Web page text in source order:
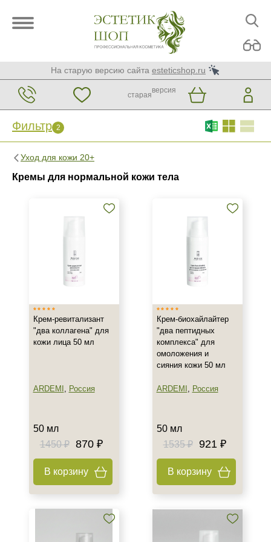
На старую версию сайта esteticshop.ru
старая
версия
Фильтр 2
Уход для кожи 20+
Кремы для нормальной кожи тела
Фильтр 2 Сброс
Испания
Россия
Показать еще
Показать еще
Домашняя
Профессиональная
Универсальная
Крем-ревитализант
"два коллагена" для
кожи лица 50 мл
ARDEMI , Россия
50 мл
1450 ₽
870 ₽
В корзину
Крем-биохайлайтер
"два пептидных
комплекса" для
омоложения и
сияния кожи 50 мл
ARDEMI , Россия
50 мл
1535 ₽
921 ₽
В корзину